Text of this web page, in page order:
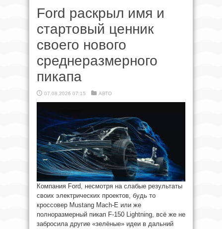
Ford раскрыл имя и
стартовый ценник
своего нового
среднеразмерного
пикапа
07.08.2026 07:15 АВТО
Компания Ford, несмотря на слабые результаты
своих электрических проектов, будь то
кроссовер Mustang Mach-E или же
полноразмерный пикап F-150 Lightning, всё же не
забросила другие «зелёные» идеи в дальний